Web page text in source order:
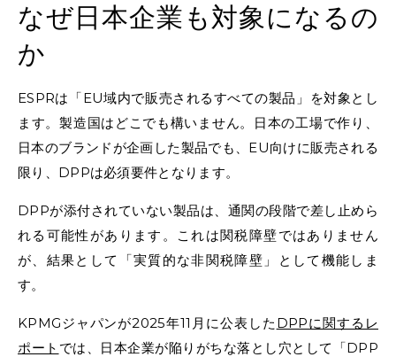
なぜ日本企業も対象になるの
か
ESPRは「EU域内で販売されるすべての製品」を対象とし
ます。製造国はどこでも構いません。日本の工場で作り、
日本のブランドが企画した製品でも、EU向けに販売される
限り、DPPは必須要件となります。
DPPが添付されていない製品は、通関の段階で差し止めら
れる可能性があります。これは関税障壁ではありません
が、結果として「実質的な非関税障壁」として機能しま
す。
KPMGジャパンが2025年11月に公表した DPPに関するレ
ポート では、日本企業が陥りがちな落とし穴として「DPP